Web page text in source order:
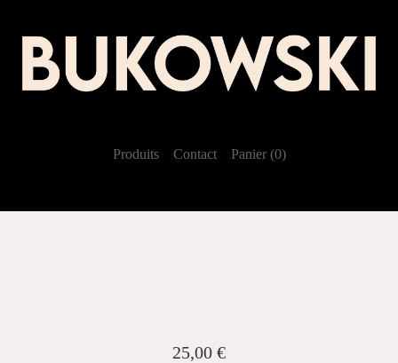
Produits Contact Panier (0)
25,00 €